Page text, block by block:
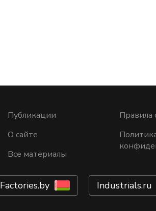
Публикации
О сайте
Все материалы
Правила
Factories.by Industrials.ru